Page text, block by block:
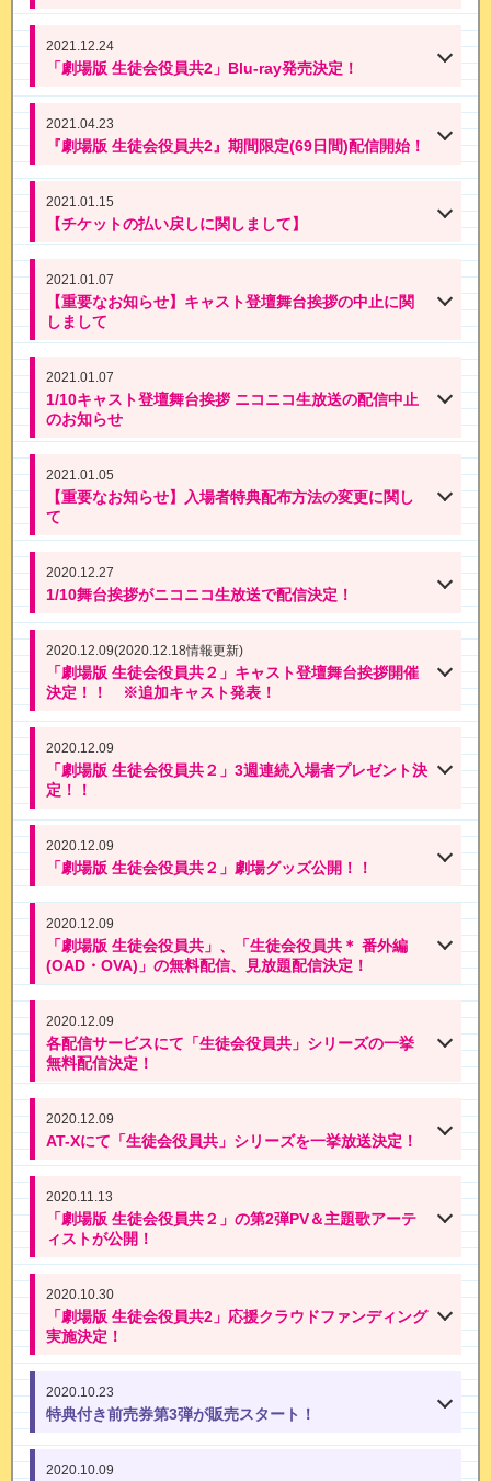
2021.12.24
「劇場版 生徒会役員共2」Blu-ray発売決定！
2021.04.23
『劇場版 生徒会役員共2』期間限定(69日間)配信開始！
2021.01.15
【チケットの払い戻しに関しまして】
2021.01.07
【重要なお知らせ】キャスト登壇舞台挨拶の中止に関
しまして
2021.01.07
1/10キャスト登壇舞台挨拶 ニコニコ生放送の配信中止
のお知らせ
2021.01.05
【重要なお知らせ】入場者特典配布方法の変更に関し
て
2020.12.27
1/10舞台挨拶がニコニコ生放送で配信決定！
2020.12.09(2020.12.18情報更新)
「劇場版 生徒会役員共２」キャスト登壇舞台挨拶開催
決定！！ ※追加キャスト発表！
2020.12.09
「劇場版 生徒会役員共２」3週連続入場者プレゼント決
定！！
2020.12.09
「劇場版 生徒会役員共２」劇場グッズ公開！！
2020.12.09
「劇場版 生徒会役員共」、「生徒会役員共＊ 番外編
(OAD・OVA)」の無料配信、見放題配信決定！
2020.12.09
各配信サービスにて「生徒会役員共」シリーズの一挙
無料配信決定！
2020.12.09
AT-Xにて「生徒会役員共」シリーズを一挙放送決定！
2020.11.13
「劇場版 生徒会役員共２」の第2弾PV＆主題歌アーテ
ィストが公開！
2020.10.30
「劇場版 生徒会役員共2」応援クラウドファンディング
実施決定！
2020.10.23
特典付き前売券第3弾が販売スタート！
2020.10.09